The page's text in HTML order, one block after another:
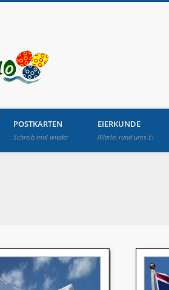
POSTKARTEN
Schreib mal wieder
EIERKUNDE
Allerlei rund ums Ei